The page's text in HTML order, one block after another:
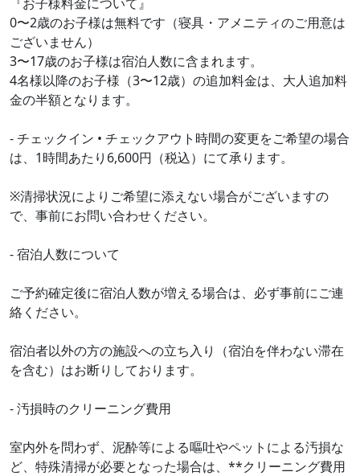
0〜2歳のお子様は無料です（寝具・アメニティのご用意は
ございません）
3〜17歳のお子様は宿泊人数に含まれます。
4名様以降のお子様（3〜12歳）の追加料金は、大人追加料
金の半額となります。
- チェックイン • チェックアウト時間の変更をご希望の場合
は、1時間あたり6,600円（税込）にて承ります。
※清掃状況によりご希望に添えない場合がございますの
で、事前にお問い合わせください。
- 宿泊人数について
ご予約確定後に宿泊人数が増える場合は、必ず事前にご連
絡ください。
宿泊者以外の方の施設への立ち入り（宿泊を伴わない滞在
を含む）はお断りしております。
- 汚損時のクリーニング費用
室内外を問わず、泥酔等による嘔吐やペットによる汚損な
ど、特殊清掃が必要となった場合は、**クリーニング費用